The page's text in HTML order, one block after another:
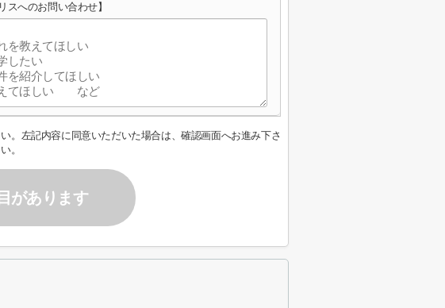
スへのお問い合わせ】
。左記内容に同意いただいた場合は、確認画面へお進み下さ
い。
があります